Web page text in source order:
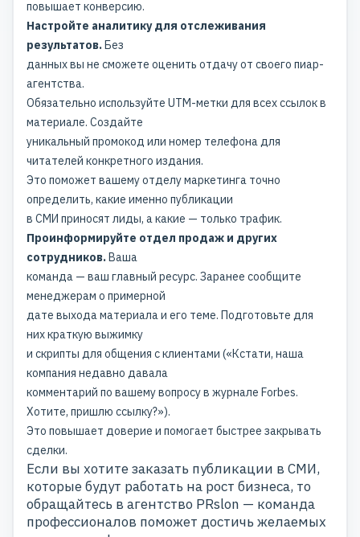
повышает конверсию.
Настройте аналитику для отслеживания
результатов.Без
данных вы не сможете оценить отдачу от своего пиар-
агентства.
Обязательно используйте UTM-метки для всех ссылок в
материале. Создайте
уникальный промокод или номер телефона для
читателей конкретного издания.
Это поможет вашему отделу маркетинга точно
определить, какие именно публикации
в СМИ приносят лиды, а какие — только трафик.
Проинформируйте отдел продаж и других
сотрудников.Ваша
команда — ваш главный ресурс. Заранее сообщите
менеджерам о примерной
дате выхода материала и его теме. Подготовьте для
них краткую выжимку
и скрипты для общения с клиентами («Кстати, наша
компания недавно давала
комментарий по вашему вопросу в журнале Forbes.
Хотите, пришлю ссылку?»).
Это повышает доверие и помогает быстрее закрывать
сделки.
Если вы хотите заказать публикации в СМИ,
которые будут работать на рост бизнеса, то
обращайтесь в агентство PRslon — команда
профессионалов поможет достичь желаемых